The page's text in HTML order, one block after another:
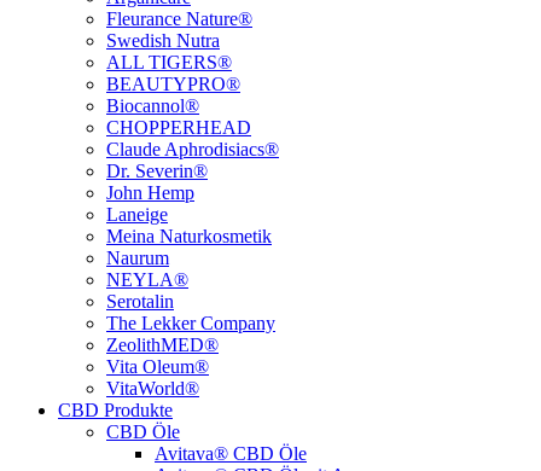
Fleurance Nature®
Swedish Nutra
ALL TIGERS®
BEAUTYPRO®
Biocannol®
CHOPPERHEAD
Claude Aphrodisiacs®
Dr. Severin®
John Hemp
Laneige
Meina Naturkosmetik
Naurum
NEYLA®
Serotalin
The Lekker Company
ZeolithMED®
Vita Oleum®
VitaWorld®
CBD Produkte
CBD Öle
Avitava® CBD Öle